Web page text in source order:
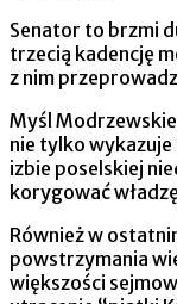
Senator to brzmi
trzecią kadencję
z nim
Myśl
nie tylko
izbie poselskiej
korygować
Również w
powstrzymania
większości